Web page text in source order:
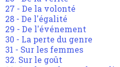
27 - De la volonté
28 - De l'égalité
29 - De l'événement
30 - La perte du genre
31 - Sur les femmes
32. Sur le goût